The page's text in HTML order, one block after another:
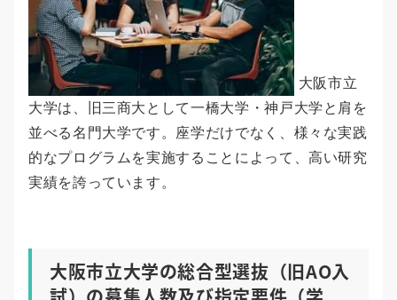
大阪市立
大学は、旧三商大として一橋大学・神戸大学と肩を
並べる名門大学です。座学だけでなく、様々な実践
的なプログラムを実施することによって、高い研究
実績を誇っています。
大阪市立大学の総合型選抜（旧AO入